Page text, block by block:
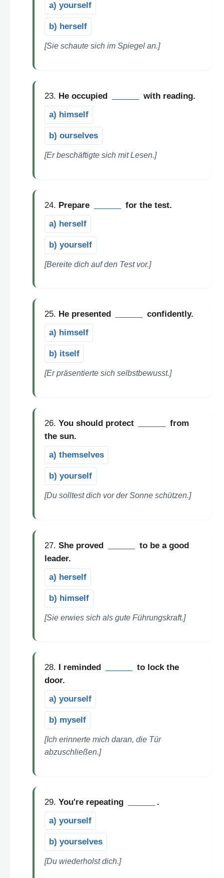
a) yourself
b) herself
[Sie schaute sich im Spiegel an.]
23. He occupied
with reading.
a) himself
b) ourselves
[Er beschäftigte sich mit Lesen.]
24. Prepare
for the test.
a) herself
b) yourself
[Bereite dich auf den Test vor.]
25. He presented
confidently.
a) himself
b) itself
[Er präsentierte sich selbstbewusst.]
26. You should protect
from
the sun.
a) themselves
b) yourself
[Du solltest dich vor der Sonne schützen.]
27. She proved
to be a good
leader.
a) herself
b) himself
[Sie erwies sich als gute Führungskraft.]
28. I reminded
to lock the
door.
a) yourself
b) myself
[Ich erinnerte mich daran, die Tür
abzuschließen.]
29. You're repeating
.
a) yourself
b) yourselves
[Du wiederholst dich.]